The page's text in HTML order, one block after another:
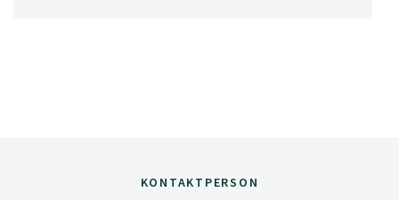
KONTAKTPERSON